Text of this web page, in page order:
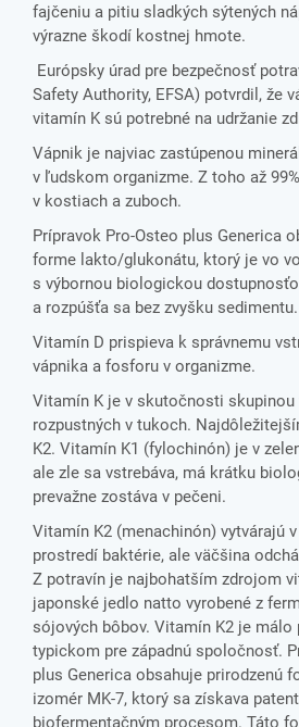
fajčeniu a pitiu sladkých sýtených
výrazne škodí kostnej hmote.
Európsky úrad pre bezpečnosť
Safety Authority, EFSA) potvrdil, že
vitamín K sú potrebné na udržanie
Vápnik je najviac zastúpenou
v ľudskom organizme. Z toho až
v kostiach a zuboch.
Prípravok Pro-Osteo plus Generica
forme lakto/glukonátu, ktorý je vo
s výbornou biologickou
a rozpúšťa sa bez zvyšku sedimentu.
Vitamín D prispieva k správnemu
vápnika a fosforu v organizme.
Vitamín K je v skutočnosti
rozpustných v tukoch.
K2. Vitamín K1 (fylochinón) je v
ale zle sa vstrebáva, má krátku
prevažne zostáva v pečeni.
Vitamín K2 (menachinón) vytvárajú
prostredí baktérie, ale väčšina
Z potravín je najbohatším zdrojom
japonské jedlo natto vyrobené z
sójových bôbov. Vitamín K2 je málo
typickom pre západnú spoločnosť.
plus Generica obsahuje prirodzenú
izomér MK-7, ktorý sa získava
biofermentačným procesom. Táto